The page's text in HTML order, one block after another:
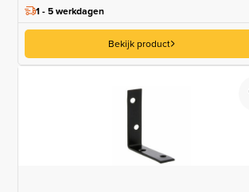
1 - 5 werkdagen
Bekijk product